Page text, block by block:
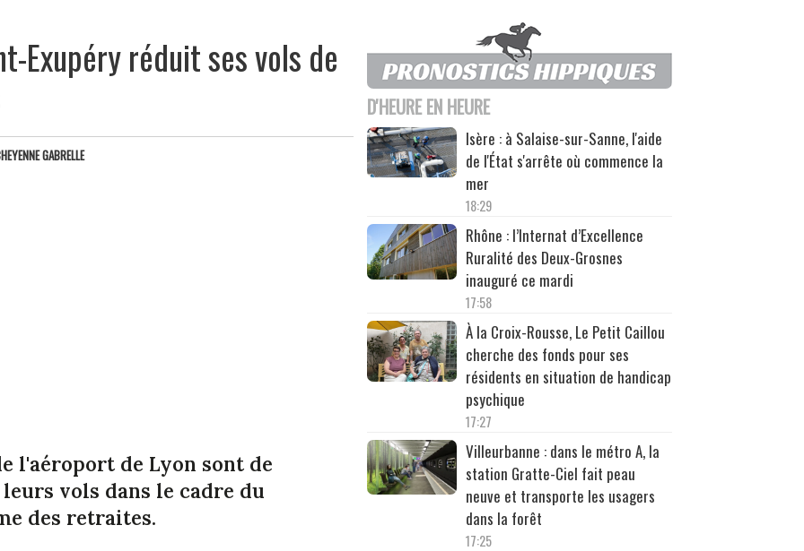
Exupéry réduit ses vols de
GABRELLE
l'aéroport de Lyon sont de
vols dans le cadre du
des retraites.
D'HEURE EN HEURE
Isère : à Salaise-sur-Sanne, l'aide
de l'État s'arrête où commence la
mer
18:29
Rhône : l’Internat d’Excellence
Ruralité des Deux-Grosnes
inauguré ce mardi
17:58
À la Croix-Rousse, Le Petit Caillou
cherche des fonds pour ses
résidents en situation de handicap
psychique
17:27
Villeurbanne : dans le métro A, la
station Gratte-Ciel fait peau
neuve et transporte les usagers
dans la forêt
17:25